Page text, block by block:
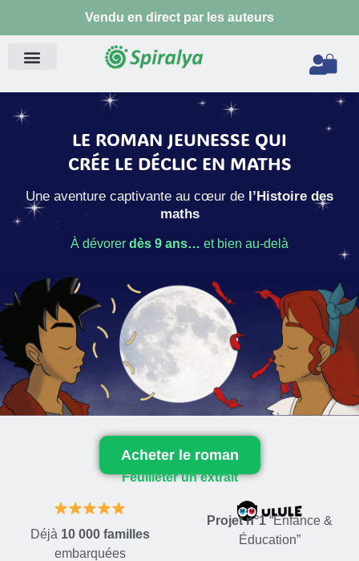
au
contenu
Vendu en direct par les auteurs
LE ROMAN JEUNESSE QUI
CRÉE LE DÉCLIC EN MATHS
Une aventure captivante au cœur de l’Histoire des
maths
À dévorer dès 9 ans… et bien au-delà
Déjà 10 000 familles
embarquées
Acheter le roman
Feuilleter un extrait
Projet n°1“Enfance &
Éducation”